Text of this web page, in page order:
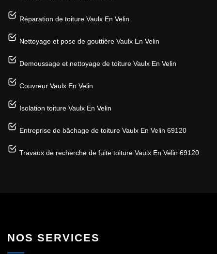
Réparation de toiture Vaulx En Velin
Nettoyage et pose de gouttière Vaulx En Velin
Demoussage et nettoyage de toiture Vaulx En Velin
Couvreur Vaulx En Velin
Isolation toiture Vaulx En Velin
Entreprise de bâchage de toiture Vaulx En Velin 69120
Travaux de recherche de fuite toiture Vaulx En Velin 69120
NOS SERVICES